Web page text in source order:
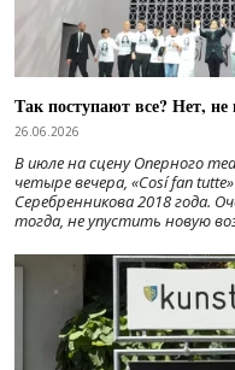
Так поступают все? Нет, не
26.06.2026
В июле на сцену Оперного
четыре вечера, «Cosí fan
Серебренникова 2018 года.
тогда, не упустить новую